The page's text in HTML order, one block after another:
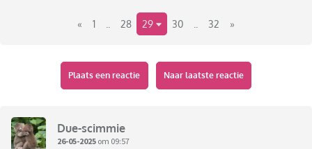
« 1 28 29 30 32 »
Plaats een reactie Naar laatste reactie
Due-scimmie
26-05-2025 om 09:57